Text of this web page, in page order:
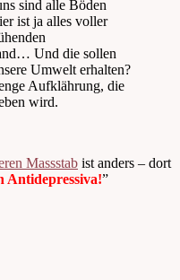
sind alle Böden
ist ja alles voller
Und die sollen
Umwelt erhalten?
Aufklährung, die
wird.
Massstab ist anders – dort
Antidepressiva!”